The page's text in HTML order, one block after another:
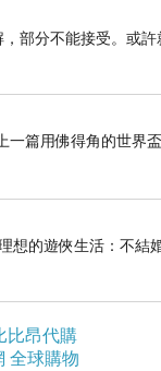
部分不能接受。或
用佛得角的世界盃
想的遊俠生活：不
比昂代購
全球購物